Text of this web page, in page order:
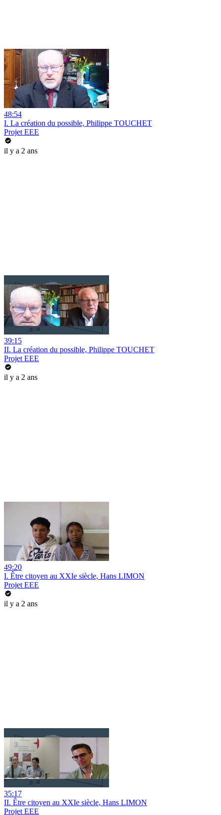
48:54
I. La création du possible, Philippe TOUCHET
Projet EEE
il y a 2 ans
39:15
II. La création du possible, Philippe TOUCHET
Projet EEE
il y a 2 ans
49:20
I. Être citoyen au XXIe siècle, Hans LIMON
Projet EEE
il y a 2 ans
35:17
II. Être citoyen au XXIe siècle, Hans LIMON
Projet EEE